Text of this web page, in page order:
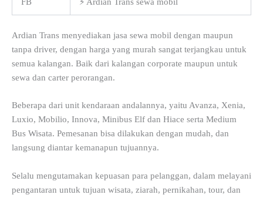
FB ⚡ Ardian Trans sewa mobil
Ardian Trans menyediakan jasa sewa mobil dengan maupun
tanpa driver, dengan harga yang murah sangat terjangkau untuk
semua kalangan. Baik dari kalangan corporate maupun untuk
sewa dan carter perorangan.
Beberapa dari unit kendaraan andalannya, yaitu Avanza, Xenia,
Luxio, Mobilio, Innova, Minibus Elf dan Hiace serta Medium
Bus Wisata. Pemesanan bisa dilakukan dengan mudah, dan
langsung diantar kemanapun tujuannya.
Selalu mengutamakan kepuasan para pelanggan, dalam melayani
pengantaran untuk tujuan wisata, ziarah, pernikahan, tour, dan